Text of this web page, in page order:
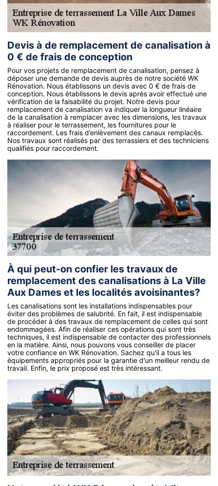
Devis à de remplacement de canalisation à
0 € de frais de conception
Pour vos projets de remplacement de canalisation, pensez à
déposer une demande de devis auprès de notre société WK
Rénovation. Nous établissons un devis avec 0 € de frais de
conception. Nous établissons le devis après avoir effectué une
vérification de la faisabilité du projet. Notre devis pour
remplacement de canalisation va indiquer la longueur linéaire
de la canalisation à remplacer avec les dimensions, les travaux
à réaliser pour le terrassement, les fournitures pour le
raccordement. Les frais d’enlèvement des canaux remplacés.
Nos travaux sont réalisés par des terrassiers et des techniciens
qualifiés pour raccordement.
À qui peut-on confier les travaux de
remplacement des canalisations à La Ville
Aux Dames et les localités avoisinantes?
Les canalisations sont les installations indispensables pour
éviter des problèmes de salubrité. En fait, il est indispensable
de procéder à des travaux de remplacement de celles qui sont
endommagées. Afin de réaliser ces opérations qui sont très
techniques, il est indispensable de contacter des professionnels
en la matière. Ainsi, nous pouvons vous conseiller de placer
votre confiance en WK Rénovation. Sachez qu'il a tous les
équipements appropriés pour la garantie d'un meilleur rendu de
travail. Enfin, le prix proposé est très intéressant.